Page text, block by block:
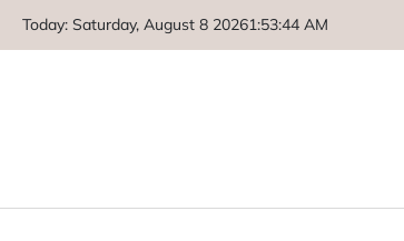
Today: Saturday, August 8 20261:53:45 AM